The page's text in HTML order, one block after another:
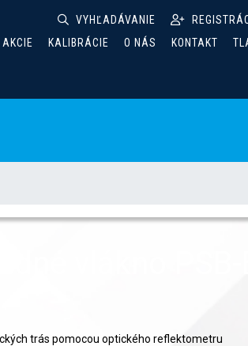
VYHĽADÁVANIE
KALIBRÁCIE O NÁS KONTAKT
trás pomocou optického reflektometru